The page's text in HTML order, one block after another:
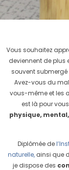
Vous souhaitez
deviennent de plus
souvent submergé
Avez-vous du
vous-même et les
est là pour
physique,
Diplômée de
naturelle,ainsi que
je dispose des